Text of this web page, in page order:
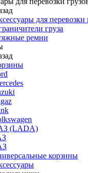
для перевозки
груза
ремни
(LADA)
корзины